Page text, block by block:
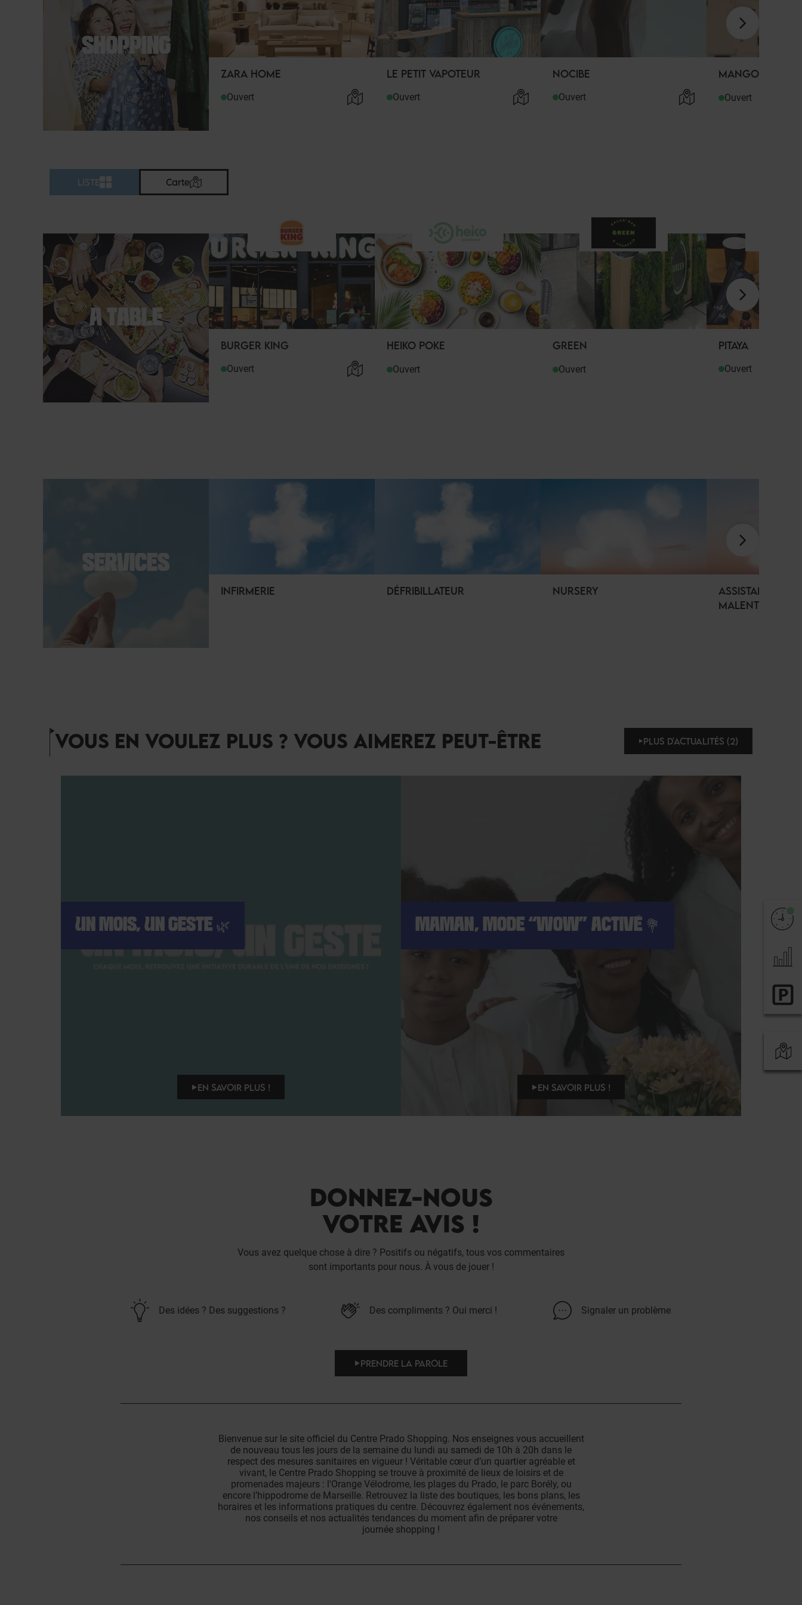
SHOPPING
ZARA HOME
Ouvert
LE PETIT VAPOTEUR
Ouvert
NOCIBE
Ouvert
MANGO
Ouvert
LISTE Carte
À TABLE
BURGER KING
Ouvert
HEIKO POKE
Ouvert
GREEN
Ouvert
PITAYA
Ouvert
SERVICES
INFIRMERIE DÉFRIBILLATEUR NURSERY
ASSISTANCE
MALENTENDANT
VOUS EN VOULEZ PLUS ? VOUS AIMEREZ PEUT-ÊTRE PLUS D'ACTUALITÉS (2)
UN MOIS, UN GESTE 🌿
EN SAVOIR PLUS !
MAMAN, MODE “WOW” ACTIVÉ 💐
EN SAVOIR PLUS !
DONNEZ-NOUS
VOTRE AVIS !
Vous avez quelque chose à dire ? Positifs ou négatifs, tous vos commentaires
sont importants pour nous. À vous de jouer !
Des idées ? Des suggestions ? Des compliments ? Oui merci ! Signaler un problème
PRENDRE LA PAROLE
Bienvenue sur le site officiel du Centre Prado Shopping. Nos enseignes vous accueillent
de nouveau tous les jours de la semaine du lundi au samedi de 10h à 20h dans le
respect des mesures sanitaires en vigueur ! Véritable cœur d’un quartier agréable et
vivant, le Centre Prado Shopping se trouve à proximité de lieux de loisirs et de
promenades majeurs : l'Orange Vélodrome, les plages du Prado, le parc Borély, ou
encore l’hippodrome de Marseille. Retrouvez la liste des boutiques, les bons plans, les
horaires et les informations pratiques du centre. Découvrez également nos événements,
nos conseils et nos actualités tendances du moment afin de préparer votre
journée shopping !